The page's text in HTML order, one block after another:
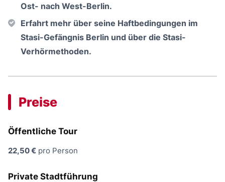
Ost- nach West-Berlin.
Erfahrt mehr über seine Haftbedingungen im
Stasi-Gefängnis Berlin und über die Stasi-
Verhörmethoden.
Preise
Öffentliche Tour
22,50 € pro Person
Private Stadtführung